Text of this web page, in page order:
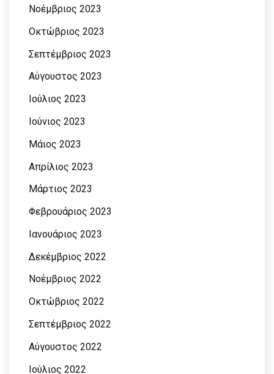
Νοέμβριος 2023
Οκτώβριος 2023
Σεπτέμβριος 2023
Αύγουστος 2023
Ιούλιος 2023
Ιούνιος 2023
Μάιος 2023
Απρίλιος 2023
Μάρτιος 2023
Φεβρουάριος 2023
Ιανουάριος 2023
Δεκέμβριος 2022
Νοέμβριος 2022
Οκτώβριος 2022
Σεπτέμβριος 2022
Αύγουστος 2022
Ιούλιος 2022